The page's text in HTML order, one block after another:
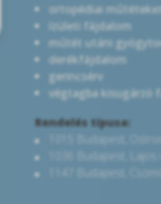
ortopédiai
ízületi fájdalom
műtét utáni
derékfájdalom
gerincsérv
végtagba kisugárzó
Rendelés típusa:
1015 Budapest,
1036 Budapest,
1147 Budapest,